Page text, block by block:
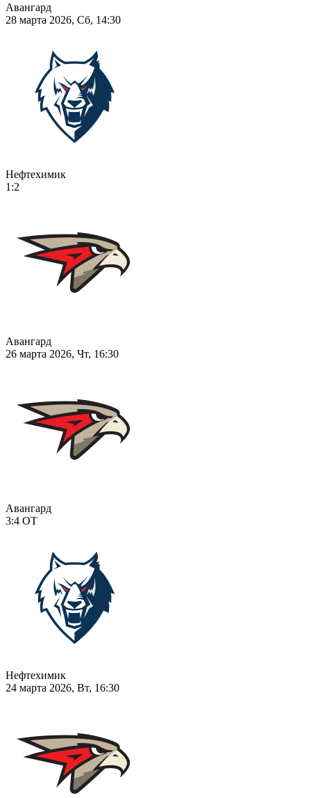
Авангард
28 марта 2026, Сб, 14:30
Нефтехимик
1:2
Авангард
26 марта 2026, Чт, 16:30
Авангард
3:4 ОТ
Нефтехимик
24 марта 2026, Вт, 16:30